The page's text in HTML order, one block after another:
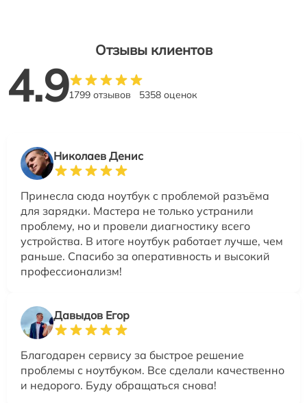
Отзывы клиентов
4.91799 отзывов 5358 оценок
Николаев Денис
Принесла сюда ноутбук с проблемой разъёма
для зарядки. Мастера не только устранили
проблему, но и провели диагностику всего
устройства. В итоге ноутбук работает лучше, чем
раньше. Спасибо за оперативность и высокий
профессионализм!
Давыдов Егор
Благодарен сервису за быстрое решение
проблемы с ноутбуком. Все сделали качественно
и недорого. Буду обращаться снова!